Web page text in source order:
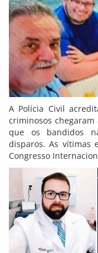
A Polícia Civil
criminosos
que os bandidos
disparos. As vítimas
Congresso